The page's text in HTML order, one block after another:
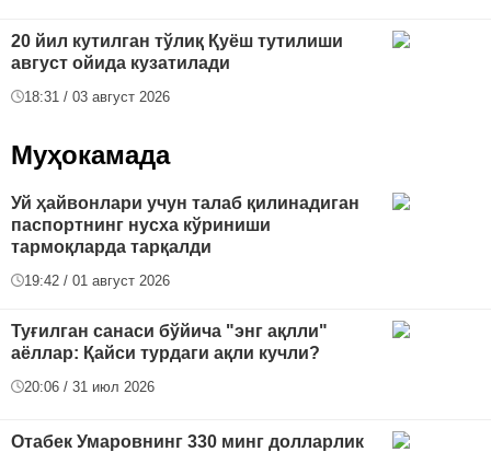
20 йил кутилган тўлиқ Қуёш тутилиши
август ойида кузатилади
18:31 / 03 август 2026
Муҳокамада
Уй ҳайвонлари учун талаб қилинадиган
паспортнинг нусха кўриниши
тармоқларда тарқалди
19:42 / 01 август 2026
Туғилган санаси бўйича "энг ақлли"
аёллар: Қайси турдаги ақли кучли?
20:06 / 31 июл 2026
Отабек Умаровнинг 330 минг долларлик